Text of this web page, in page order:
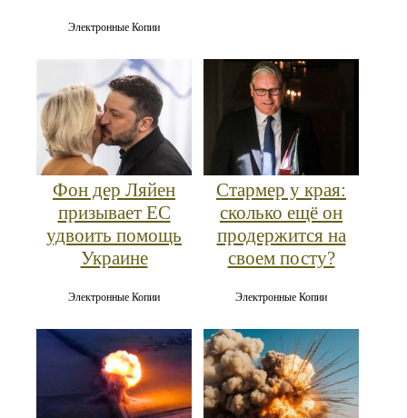
Электронные Копии
Фон дер Ляйен
призывает ЕС
удвоить помощь
Украине
Электронные Копии
Стармер у края:
сколько ещё он
продержится на
своем посту?
Электронные Копии